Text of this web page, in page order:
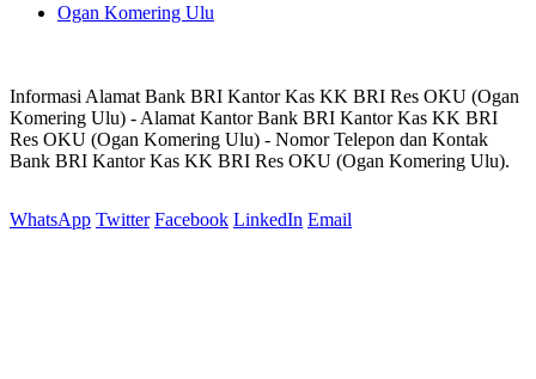
Ogan Komering Ulu
Informasi Alamat Bank BRI Kantor Kas KK BRI Res OKU (Ogan
Komering Ulu) - Alamat Kantor Bank BRI Kantor Kas KK BRI
Res OKU (Ogan Komering Ulu) - Nomor Telepon dan Kontak
Bank BRI Kantor Kas KK BRI Res OKU (Ogan Komering Ulu).
WhatsApp Twitter Facebook LinkedIn Email